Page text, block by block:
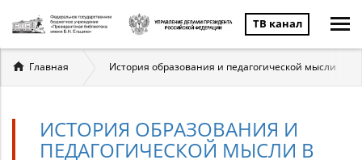
ТВ канал
Вы
здесь
Главная История образования и педагогической мысли
ИСТОРИЯ ОБРАЗОВАНИЯ И
ПЕДАГОГИЧЕСКОЙ МЫСЛИ В